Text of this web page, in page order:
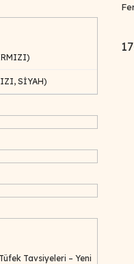
SİYAH)
Tavsiyeleri – Yeni